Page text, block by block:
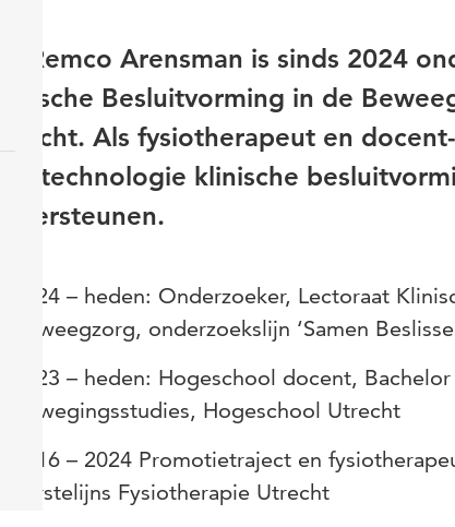
Dr. Remco Arensman is sinds 2024
Klinische Besluitvorming in de
Utrecht. Als fysiotherapeut en
hoe technologie klinische
ondersteunen.
2024 – heden: Onderzoeker, Lectoraat
Beweegzorg, onderzoekslijn ‘Samen
2023 – heden: Hogeschool docent,
Bewegingsstudies, Hogeschool Utrecht
2016 – 2024 Promotietraject en
eerstelijns Fysiotherapie Utrecht